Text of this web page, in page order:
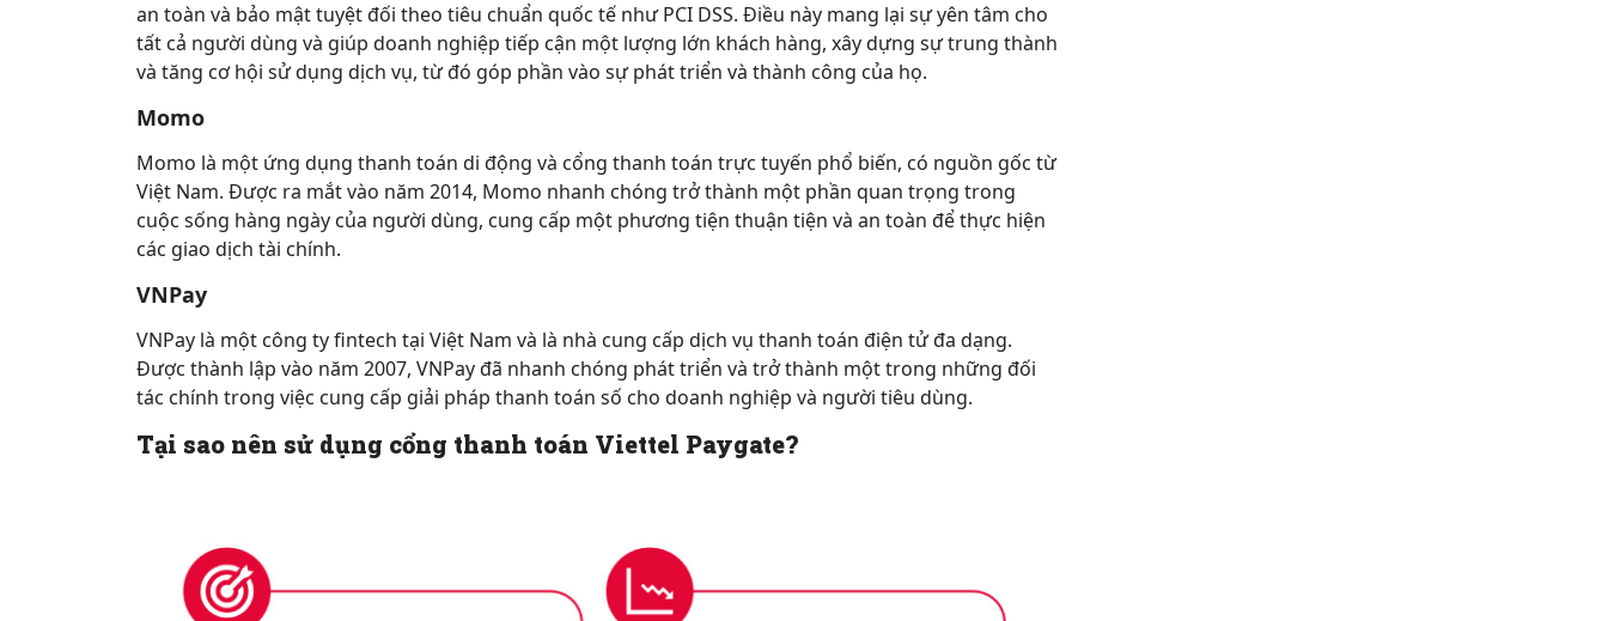
an toàn và bảo mật tuyệt đối theo tiêu chuẩn quốc tế như PCI DSS. Điều này mang lại sự yên tâm cho
tất cả người dùng và giúp doanh nghiệp tiếp cận một lượng lớn khách hàng, xây dựng sự trung thành
và tăng cơ hội sử dụng dịch vụ, từ đó góp phần vào sự phát triển và thành công của họ.
Momo
Momo là một ứng dụng thanh toán di động và cổng thanh toán trực tuyến phổ biến, có nguồn gốc từ
Việt Nam. Được ra mắt vào năm 2014, Momo nhanh chóng trở thành một phần quan trọng trong
cuộc sống hàng ngày của người dùng, cung cấp một phương tiện thuận tiện và an toàn để thực hiện
các giao dịch tài chính.
VNPay
VNPay là một công ty fintech tại Việt Nam và là nhà cung cấp dịch vụ thanh toán điện tử đa dạng.
Được thành lập vào năm 2007, VNPay đã nhanh chóng phát triển và trở thành một trong những đối
tác chính trong việc cung cấp giải pháp thanh toán số cho doanh nghiệp và người tiêu dùng.
Tại sao nên sử dụng cổng thanh toán Viettel Paygate?